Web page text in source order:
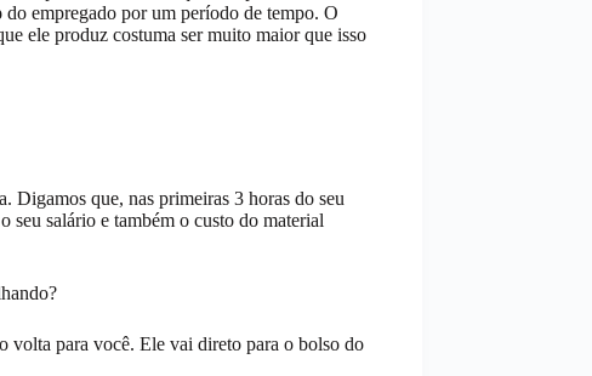
do empregado por um período de tempo. O
ele produz costuma ser muito maior que isso
Digamos que, nas primeiras 3 horas do seu
seu salário e também o custo do material
volta para você. Ele vai direto para o bolso do